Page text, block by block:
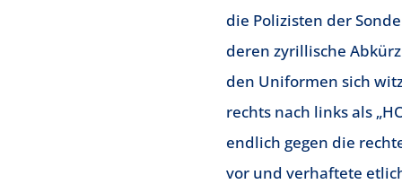
die Polizisten der
deren zyrillische
den Uniformen sich
rechts nach links als
endlich gegen die
vor und verhaftete